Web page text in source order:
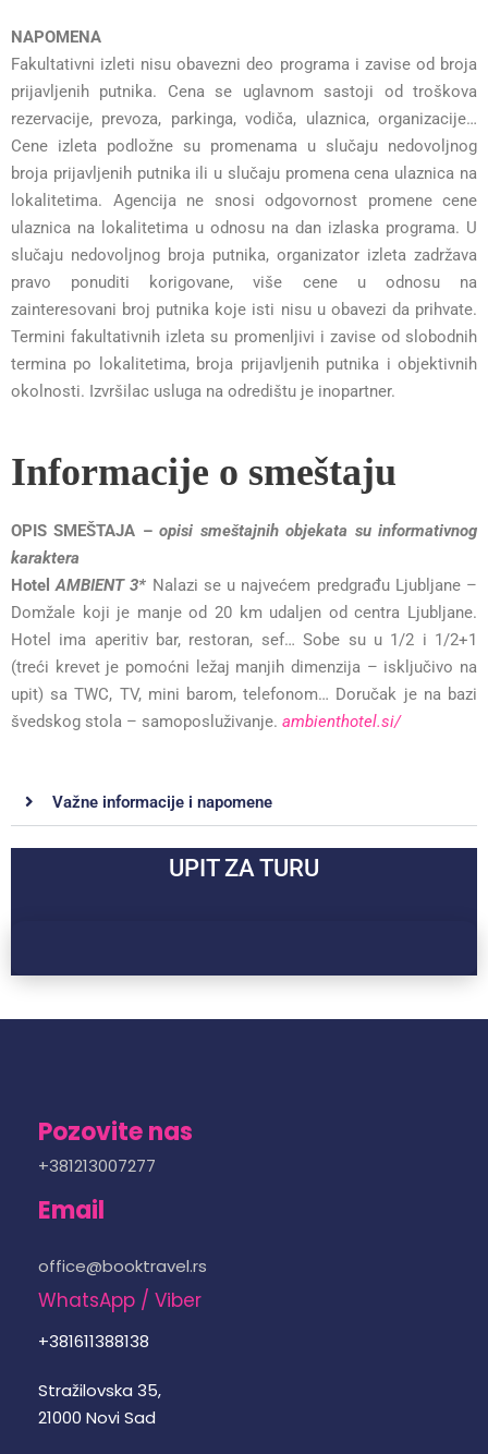
NAPOMENA
Fakultativni izleti nisu obavezni deo programa i zavise od broja
prijavljenih putnika. Cena se uglavnom sastoji od troškova
rezervacije, prevoza, parkinga, vodiča, ulaznica, organizacije…
Cene izleta podložne su promenama u slučaju nedovoljnog
broja prijavljenih putnika ili u slučaju promena cena ulaznica na
lokalitetima. Agencija ne snosi odgovornost promene cene
ulaznica na lokalitetima u odnosu na dan izlaska programa. U
slučaju nedovoljnog broja putnika, organizator izleta zadržava
pravo ponuditi korigovane, više cene u odnosu na
zainteresovani broj putnika koje isti nisu u obavezi da prihvate.
Termini fakultativnih izleta su promenljivi i zavise od slobodnih
termina po lokalitetima, broja prijavljenih putnika i objektivnih
okolnosti. Izvršilac usluga na odredištu je inopartner.
Informacije o smeštaju
OPIS SMEŠTAJA –opisi smeštajnih objekata su informativnog
karaktera
HotelAMBIENT 3* Nalazi se u najvećem predgrađu Ljubljane –
Domžale koji je manje od 20 km udaljen od centra Ljubljane.
Hotel ima aperitiv bar, restoran, sef… Sobe su u 1/2 i 1/2+1
(treći krevet je pomoćni ležaj manjih dimenzija – isključivo na
upit) sa TWC, TV, mini barom, telefonom… Doručak je na bazi
švedskog stola – samoposluživanje. ambienthotel.si/
Važne informacije i napomene
UPIT ZA TURU
Pozovite nas
+381213007277
Email
office@booktravel.rs
WhatsApp / Viber
+381611388138
Stražilovska 35,
21000 Novi Sad